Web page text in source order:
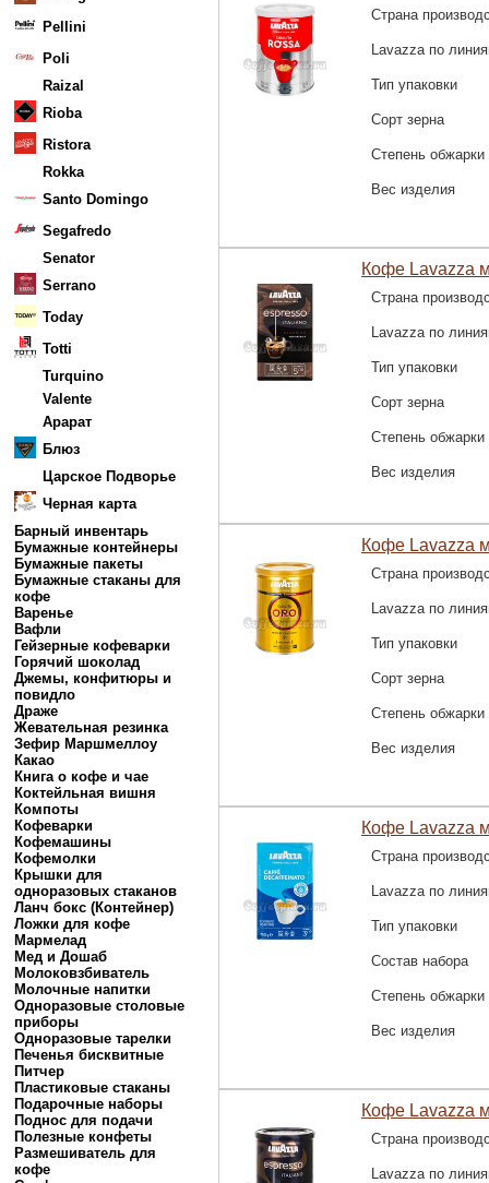
Pellini
Poli
Raizal
Rioba
Ristora
Rokka
Santo Domingo
Segafredo
Senator
Serrano
Today
Totti
Turquino
Valente
Арарат
Блюз
Царское Подворье
Черная карта
Барный инвентарь
Бумажные контейнеры
Бумажные пакеты
Бумажные стаканы для
кофе
Варенье
Вафли
Гейзерные кофеварки
Горячий шоколад
Джемы, конфитюры и
повидло
Драже
Жевательная резинка
Зефир Маршмеллоу
Какао
Книга о кофе и чае
Коктейльная вишня
Компоты
Кофеварки
Кофемашины
Кофемолки
Крышки для
одноразовых стаканов
Ланч бокс (Контейнер)
Ложки для кофе
Мармелад
Мед и Дошаб
Молоковзбиватель
Молочные напитки
Одноразовые столовые
приборы
Одноразовые тарелки
Печенья бисквитные
Питчер
Пластиковые стаканы
Подарочные наборы
Поднос для подачи
Полезные конфеты
Размешиватель для
кофе
Страна
Lavazza по
Тип упаковки
Сорт зерна
Степень обжарки
Вес изделия
Кофе Lavazza
Страна
Lavazza по
Тип упаковки
Сорт зерна
Степень обжарки
Вес изделия
Кофе Lavazza
Страна
Lavazza по
Тип упаковки
Сорт зерна
Степень обжарки
Вес изделия
Кофе Lavazza
Страна
Lavazza по
Тип упаковки
Состав набора
Степень обжарки
Вес изделия
Кофе Lavazza
Страна
Lavazza по